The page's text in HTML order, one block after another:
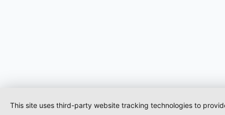
This site uses third-party website tracking technologies to